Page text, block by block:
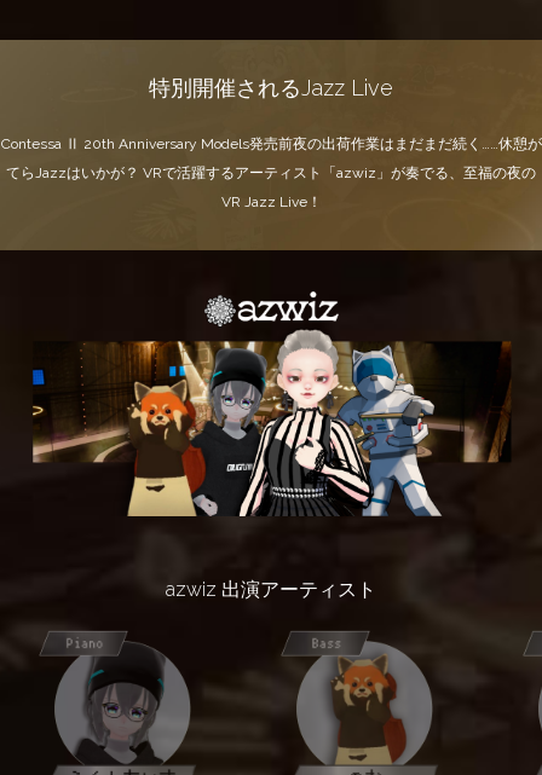
特別開催されるJazz Live
Contessa Ⅱ 20th Anniversary Models発売前夜の出荷作業はまだまだ続く……休憩が
てらJazzはいかが？ VRで活躍するアーティスト「azwiz」が奏でる、至福の夜の
VR Jazz Live！
azwiz 出演アーティスト